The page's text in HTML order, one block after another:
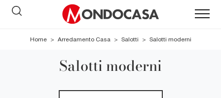
Home > Arredamento Casa > Salotti > Salotti moderni
Salotti moderni